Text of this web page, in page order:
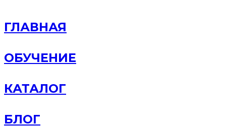
ГЛАВНАЯ
ОБУЧЕНИЕ
КАТАЛОГ
БЛОГ